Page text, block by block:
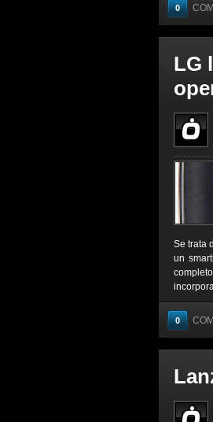
0
LG
Se trata
un
0